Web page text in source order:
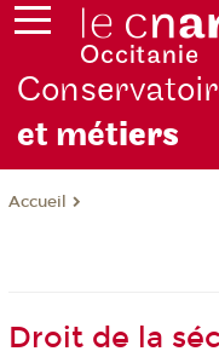
et métiers
Accueil
Droit de la